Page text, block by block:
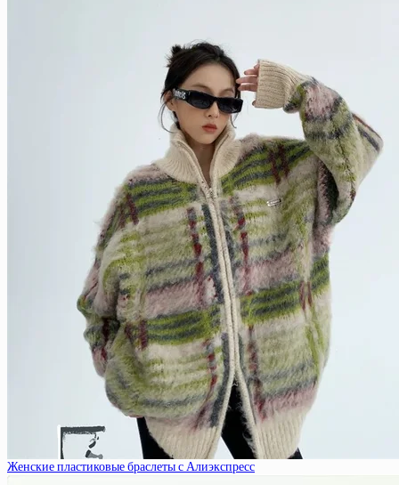
Женские пластиковые браслеты с Алиэкспресс